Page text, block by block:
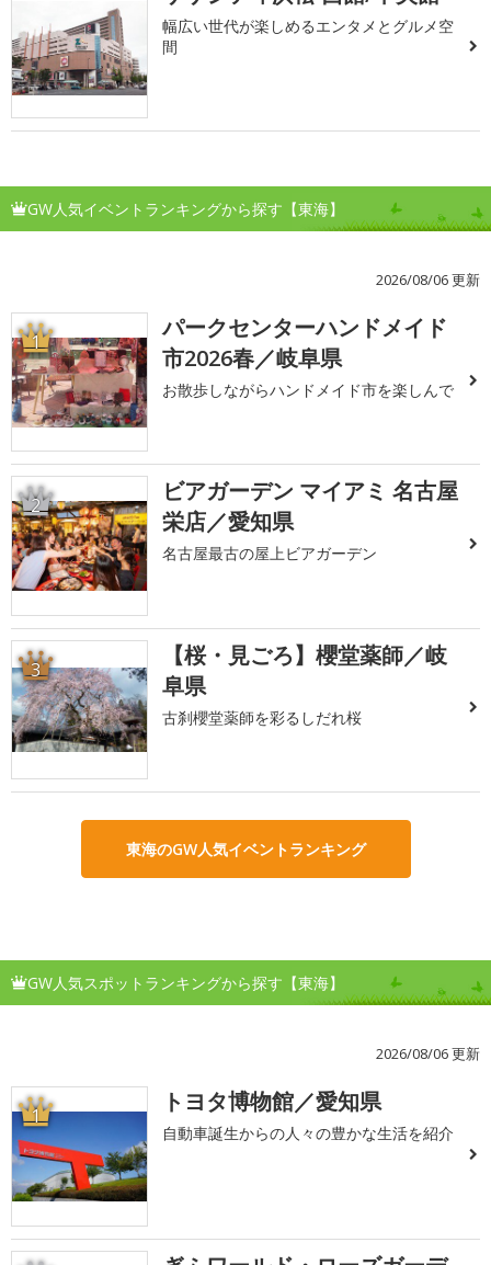
幅広い世代が楽しめるエンタメとグルメ空
間
GW人気イベントランキングから探す【東海】
2026/08/06 更新
1
パークセンターハンドメイド
市2026春／岐阜県
お散歩しながらハンドメイド市を楽しんで
2
ビアガーデン マイアミ 名古屋
栄店／愛知県
名古屋最古の屋上ビアガーデン
3
【桜・見ごろ】櫻堂薬師／岐
阜県
古刹櫻堂薬師を彩るしだれ桜
東海のGW人気イベントランキング
GW人気スポットランキングから探す【東海】
2026/08/06 更新
1 トヨタ博物館／愛知県
自動車誕生からの人々の豊かな生活を紹介